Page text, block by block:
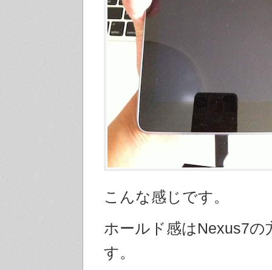
こんな感じです。
ホールド感はNexus7の
す。